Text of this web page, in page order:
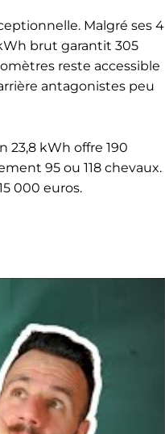
Malgré ses 4
brut garantit 305
reste accessible
antagonistes peu
23,8 kWh offre 190
95 ou 118 chevaux.
000 euros.